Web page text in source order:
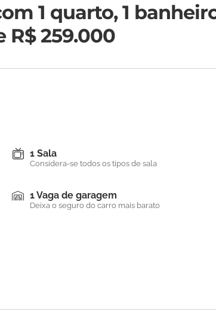
1 quarto, 1
R$ 259.000
1 Sala
Considera-se todos os tipos de sala
1 Vaga de garagem
Deixa o seguro do carro mais barato